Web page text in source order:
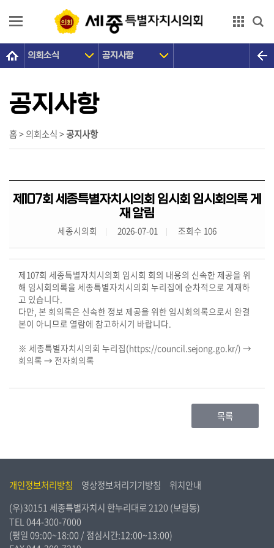
의
개
의
원
장
의
동
마
소
회
의
록
의회소식 공지사항
홈 > 의회소식 >공지사항
공지사항
제107회 세종특별자치시의회 임시회 임시회의록 게
재 알림
세종시의회 2026-07-01 조회수 106
제107회 세종특별자치시의회 임시회 회의 내용의 신속한 제공을 위
해 임시회의록을 세종특별자치시의회 누리집에 순차적으로 게재하
고 있습니다.
다만, 본 회의록은 신속한 정보 제공을 위한 임시회의록으로서 완결
본이 아니므로 열람에 참고하시기 바랍니다.
※ 세종특별자치시의회 누리집(https://council.sejong.go.kr/) →
회의록 → 전자회의록
목록
개인정보처리방침 영상정보처리기기방침
위치안내
(우)30151 세종특별자치시 한누리대로 2120 (보람동)
TEL044-300-7000
(평일 09:00~18:00 / 점심시간:12:00~13:00)